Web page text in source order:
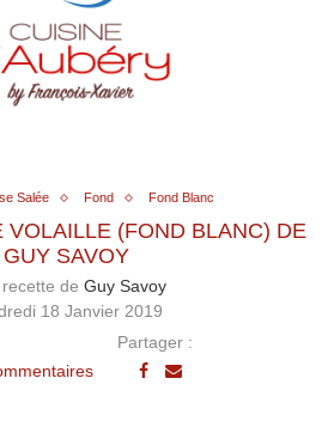
Salée Fond Fond Blanc
VOLAILLE (FOND BLANC) DE
GUY SAVOY
de Guy Savoy
18 Janvier 2019
Partager :